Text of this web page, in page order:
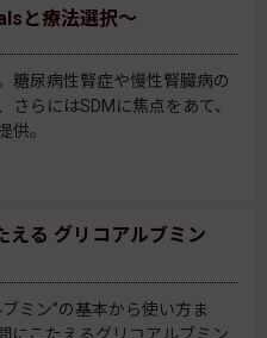
と療法選択～
糖尿病性腎症や慢性腎臓病の
らにはSDMに焦点をあて、
供。
える グリコアルブミン
ミン”の基本から使い方ま